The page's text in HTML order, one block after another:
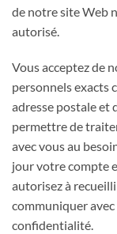
de notre site Web
autorisé.
Vous acceptez de
personnels exacts
adresse postale et
permettre de
avec vous au
jour votre compte
autorisez à
communiquer
confidentialité.